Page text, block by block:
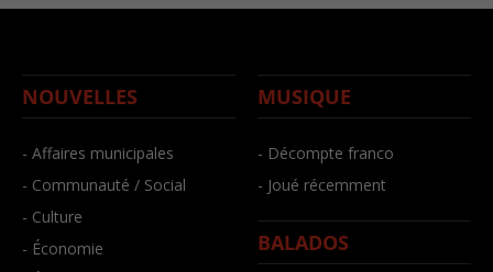
NOUVELLES
- Affaires municipales
- Communauté / Social
- Culture
- Économie
MUSIQUE
- Décompte franco
- Joué récemment
BALADOS